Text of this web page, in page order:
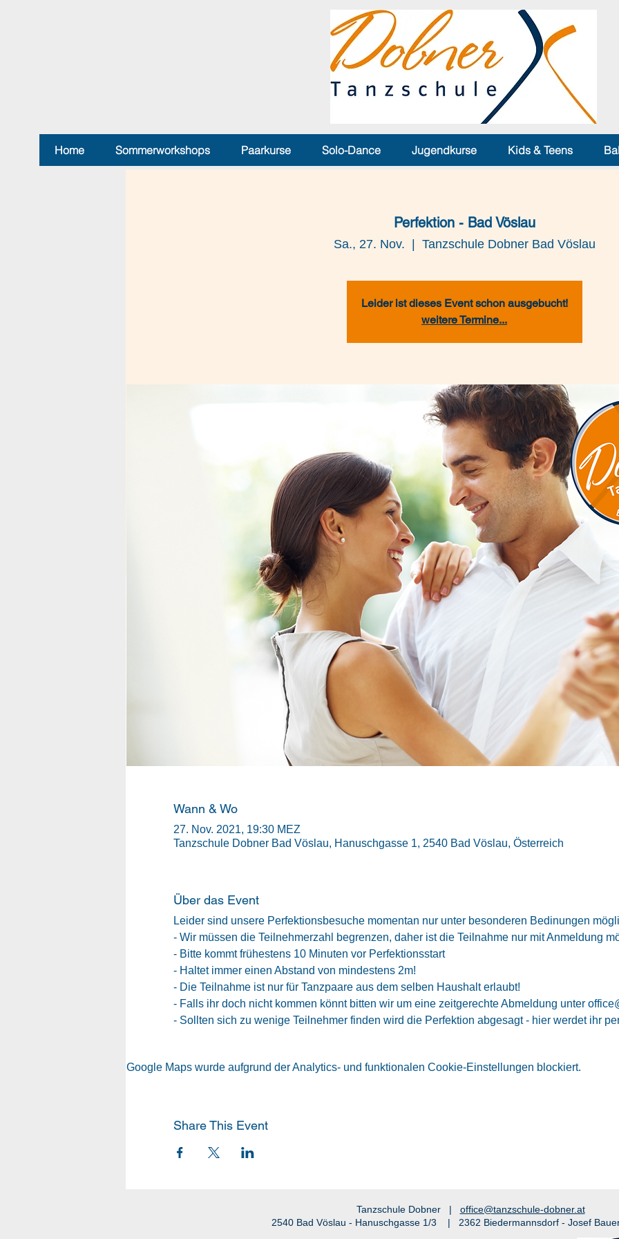
Home Sommerworkshops Paarkurse Solo-Dance Jugendkurse Kids & Teens
Perfektion - Bad Vöslau
Sa., 27. Nov. Tanzschule Dobner Bad Vöslau
Leider ist dieses Event schon ausgebucht!
weitere Termine...
Wann & Wo
27. Nov. 2021, 19:30 MEZ
Tanzschule Dobner Bad Vöslau, Hanuschgasse 1, 2540 Bad Vöslau, Österreich
Über das Event
Leider sind unsere Perfektionsbesuche momentan nur unter besonderen Bedinungen
- Wir müssen die Teilnehmerzahl begrenzen, daher ist die Teilnahme nur mit Anmeldung
- Bitte kommt frühestens 10 Minuten vor Perfektionsstart
- Haltet immer einen Abstand von mindestens 2m!
- Die Teilnahme ist nur für Tanzpaare aus dem selben Haushalt erlaubt!
- Falls ihr doch nicht kommen könnt bitten wir um eine zeitgerechte Abmeldung unter
- Sollten sich zu wenige Teilnehmer finden wird die Perfektion abgesagt - hier werdet ihr
Google Maps wurde aufgrund der Analytics- und funktionalen Cookie-Einstellungen blockiert.
Share This Event
Tanzschule Dobner | office@tanzschule-dobner.at
2540 Bad Vöslau - Hanuschgasse 1/3 | 2362 Biedermannsdorf - Josef